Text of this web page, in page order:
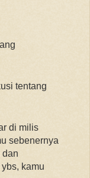
tentang
di milis
sebenernya
dan
kamu